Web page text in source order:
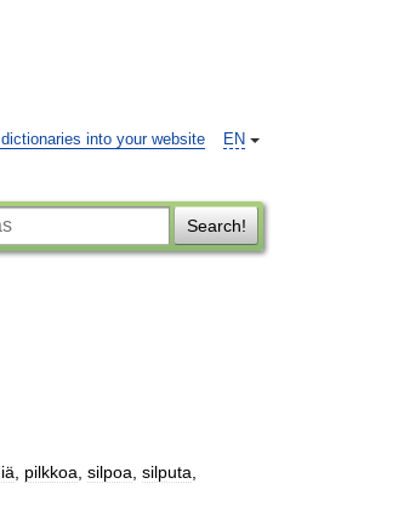
EN
into your website
Search!
pilkkoa silpoa silputa